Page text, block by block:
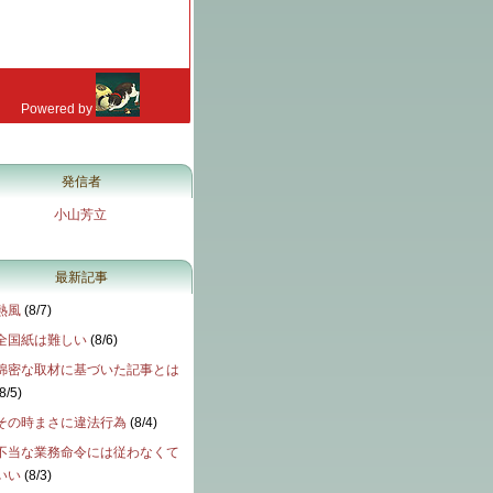
発信者
小山芳立
最新記事
風 (8/7)
国紙は難しい (8/6)
密な取材に基づいた記事とは
8/5)
の時まさに違法行為 (8/4)
当な業務命令には従わなくて
い (8/3)